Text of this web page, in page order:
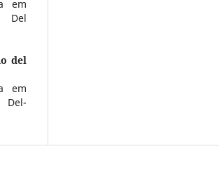
em
Del
del
em
Del-